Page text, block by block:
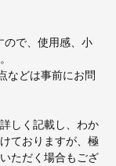
ので、使用感、小
などは事前にお問
しく記載し、わか
ておりますが、極
ただく場合もござ